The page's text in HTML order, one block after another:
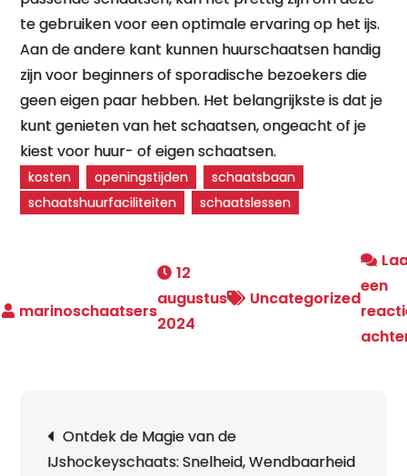
te gebruiken voor een optimale ervaring op het ijs.
Aan de andere kant kunnen huurschaatsen handig
zijn voor beginners of sporadische bezoekers die
geen eigen paar hebben. Het belangrijkste is dat je
kunt genieten van het schaatsen, ongeacht of je
kiest voor huur- of eigen schaatsen.
kosten openingstijden
schaatsbaan
schaatshuurfaciliteiten
schaatslessen
12
augustus
2024
Uncategorized
een
Ontdek de Magie van de
IJshockeyschaats: Snelheid, Wendbaarheid